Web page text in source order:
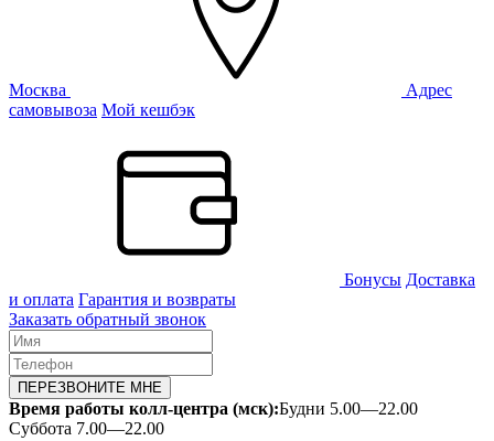
Москва
Адрес
самовывоза Мой кешбэк
Бонусы Доставка
и оплата Гарантия и возвраты
Заказать обратный звонок
ПЕРЕЗВОНИТЕ МНЕ
Время работы колл-центра (мск):Будни 5.00—22.00
Суббота 7.00—22.00